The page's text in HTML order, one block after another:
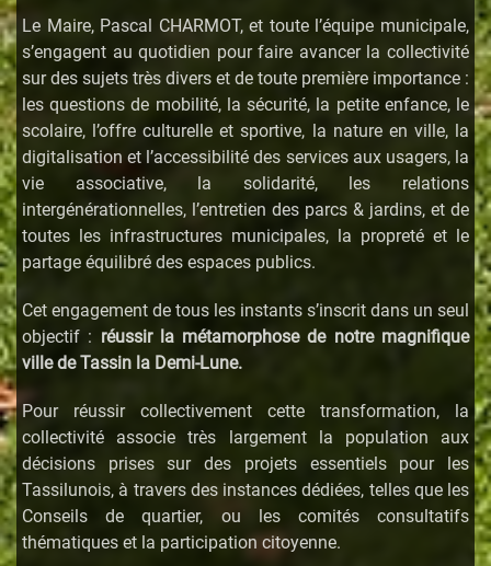
Le Maire, Pascal CHARMOT, et toute l’équipe municipale,
s’engagent au quotidien pour faire avancer la collectivité
sur des sujets très divers et de toute première importance :
les questions de mobilité, la sécurité, la petite enfance, le
scolaire, l’offre culturelle et sportive, la nature en ville, la
digitalisation et l’accessibilité des services aux usagers, la
vie associative, la solidarité, les relations
intergénérationnelles, l’entretien des parcs & jardins, et de
toutes les infrastructures municipales, la propreté et le
partage équilibré des espaces publics.
Cet engagement de tous les instants s’inscrit dans un seul
objectif : réussir la métamorphose de notre magnifique
ville de Tassin la Demi-Lune.
Pour réussir collectivement cette transformation, la
collectivité associe très largement la population aux
décisions prises sur des projets essentiels pour les
Tassilunois, à travers des instances dédiées, telles que les
Conseils de quartier, ou les comités consultatifs
thématiques et la participation citoyenne.